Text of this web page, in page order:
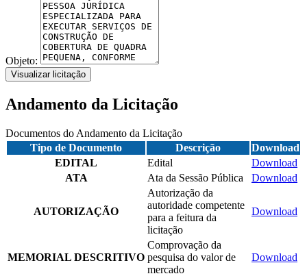
Objeto:
Visualizar licitação
Andamento da Licitação
Documentos do Andamento da Licitação
Tipo de Documento
Descrição
Download
EDITAL
Edital
Download
ATA
Ata da Sessão Pública Download
AUTORIZAÇÃO
Autorização da
autoridade competente
para a feitura da
licitação
Download
MEMORIAL DESCRITIVO
Comprovação da
pesquisa do valor de
mercado
Download